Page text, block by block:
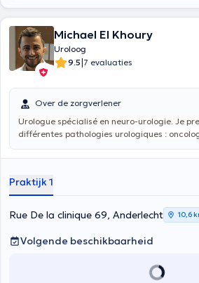
Michael El Khoury
Uroloog
9.5|7 evaluaties
Over de zorgverlener
Urologue spécialisé en neuro-urologie. Je
différentes pathologies urologiques :
accompagner les patients atteints de
ou l’hyperactivité vésicale.
Praktijk 1
Rue De la clinique 69, Anderlecht 10,6
Volgende beschikbaarheid